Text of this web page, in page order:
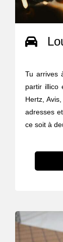
Tu arrives
partir illico
Hertz,
adresses
ce soit à